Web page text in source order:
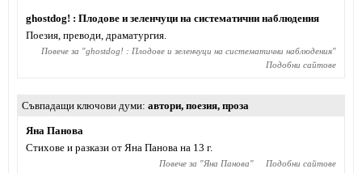
ghostdog! : Плодове и зеленчуци на систематични наблюдения
Поезия, преводи, драматургия.
Повече за "ghostdog! : Плодове и зеленчуци на систематични наблюдения"
Подобни сайтове
Съвпадащи ключови думи автори, поезия, проза
Яна Панова
Стихове и разкази от Яна Панова на 13 г.
Повече за "Яна Панова" Подобни сайтове